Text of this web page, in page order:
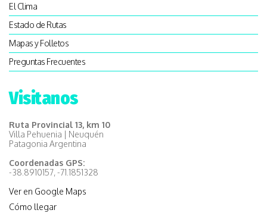
El Clima
Estado de Rutas
Mapas y Folletos
Preguntas Frecuentes
Visitanos
Ruta Provincial 13, km 10
Villa Pehuenia | Neuquén
Patagonia Argentina
Coordenadas GPS:
-38.8910157, -71.1851328
Ver en Google Maps
Cómo llegar